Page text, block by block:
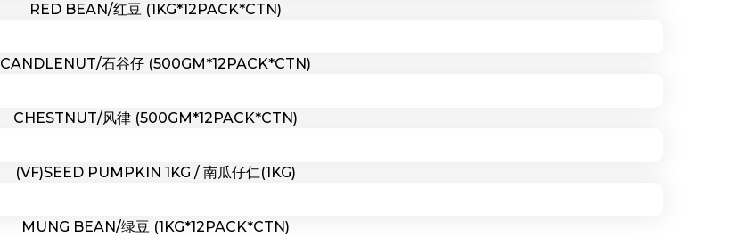
RED BEAN/红豆 (1KG*12PACK*CTN)
CANDLENUT/石谷仔 (500GM*12PACK*CTN)
CHESTNUT/风律 (500GM*12PACK*CTN)
(VF)SEED PUMPKIN 1KG / 南瓜仔仁(1KG)
MUNG BEAN/绿豆 (1KG*12PACK*CTN)